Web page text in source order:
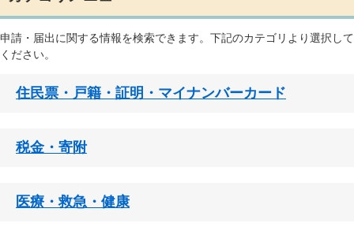
申請・届出に関する情報を検索できます。下記のカテゴリより選択して
ください。
住民票・戸籍・証明・マイナンバーカード
税金・寄附
医療・救急・健康